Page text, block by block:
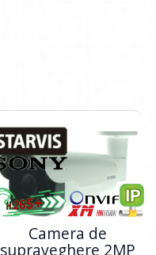
Camera de
supraveghere 2MP